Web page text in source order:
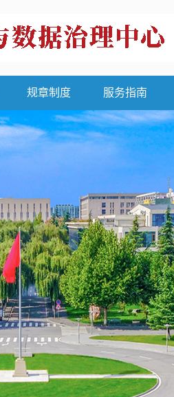
规章制度 服务指南